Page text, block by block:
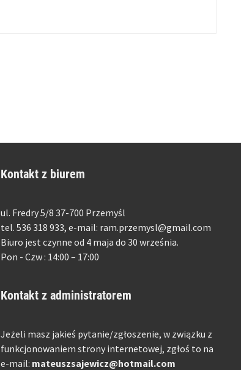
Kontakt z biurem
ul. Fredry 5/8 37-700 Przemyśl
tel. 536 318 933, e-mail: ram.przemysl@gmail.com
Biuro jest czynne od 4 maja do 30 września.
Pon - Czw : 14:00 – 17:00
Kontakt z administratorem
Jeżeli masz jakieś pytanie/zgłoszenie, w związku z
funkcjonowaniem strony internetowej, zgłoś to na
e-mail: mateuszsajewicz@hotmail.com